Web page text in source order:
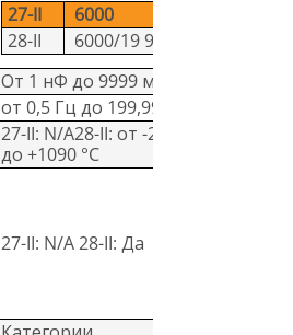
27-II
6000
28-II
6000/19 999
От 1 нФ до 9999 мкФ
от 0,5 Гц до 199,99 кГц
27-II: N/A28-II: от -200 °C
до +1090 °C
27-II: N/A 28-II: Да